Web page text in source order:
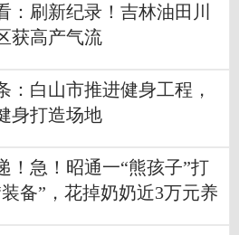
：刷新纪录！吉林油田川
获高产气流
：白山市推进健身工程，
身打造场地
！急！昭通一“熊孩子”打
备”，花掉奶奶近3万元养